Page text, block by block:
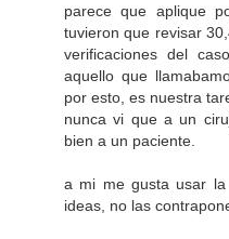
parece que aplique
tuvieron que revisar
verificaciones del
aquello que
por esto, es nuestra
nunca vi que a un
bien a un paciente.
a mi me gusta usar
ideas, no las